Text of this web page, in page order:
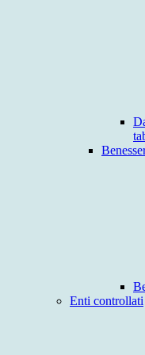
Enti controllati